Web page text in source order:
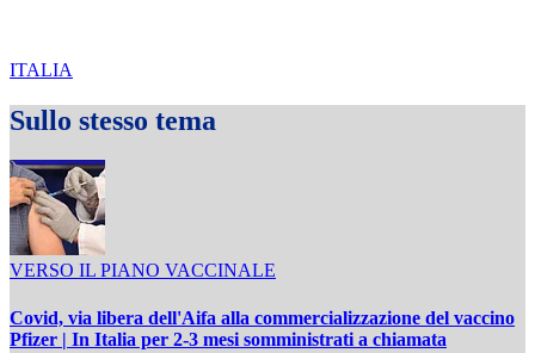
ITALIA
Sullo stesso tema
VERSO IL PIANO VACCINALE
Covid, via libera dell'Aifa alla commercializzazione del vaccino
Pfizer | In Italia per 2-3 mesi somministrati a chiamata